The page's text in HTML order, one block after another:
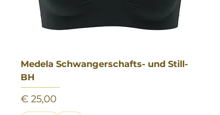
Medela Schwangerschafts- und Still-
BH
Preis
€ 25,00